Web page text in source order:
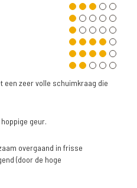
een zeer volle schuimkraag die
geur.
overgaand in frisse
(door de hoge